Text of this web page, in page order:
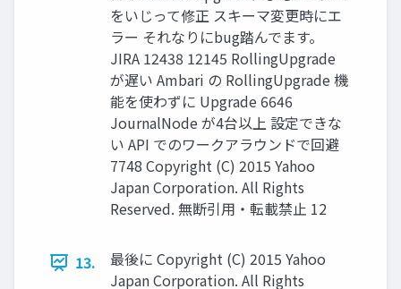
をいじって修正 スキーマ変更時にエ
ラー それなりにbug踏んでます。
JIRA 12438 12145 RollingUpgrade
が遅い Ambari の RollingUpgrade 機
能を使わずに Upgrade 6646
JournalNode が4台以上 設定できな
い API でのワークアラウンドで回避
7748 Copyright (C) 2015 Yahoo
Japan Corporation. All Rights
Reserved. 無断引用・転載禁止 12
13.
最後に Copyright (C) 2015 Yahoo
Japan Corporation. All Rights